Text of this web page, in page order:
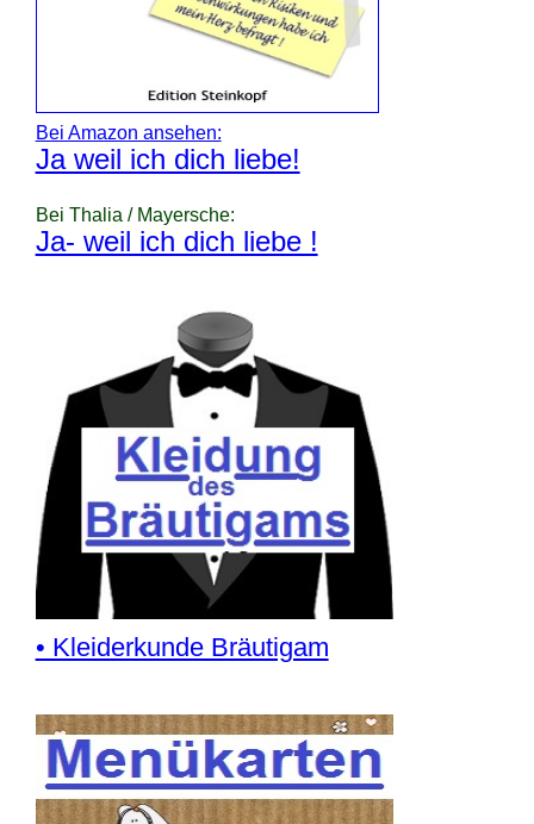
Bei Amazon ansehen:
Ja weil ich dich liebe!
Bei Thalia / Mayersche:
Ja- weil ich dich liebe !
• Kleiderkunde Bräutigam